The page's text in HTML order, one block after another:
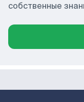
собственные